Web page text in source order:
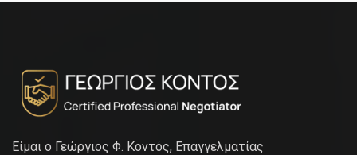
Είμαι ο Γεώργιος Φ. Κοντός, Επαγγελματίας